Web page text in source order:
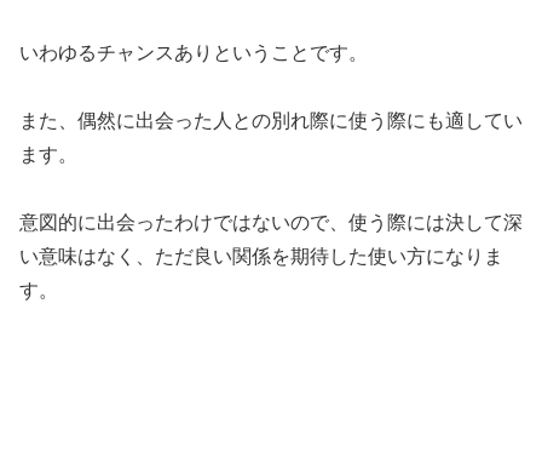
いわゆるチャンスありということです。
また、偶然に出会った人との別れ際に使う際にも適してい
ます。
意図的に出会ったわけではないので、使う際には決して深
い意味はなく、ただ良い関係を期待した使い方になりま
す。